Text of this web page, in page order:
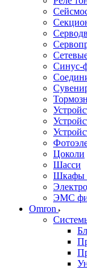
Синус-
Цоколи
Шасси
Шкафы
ЭМС
Omron